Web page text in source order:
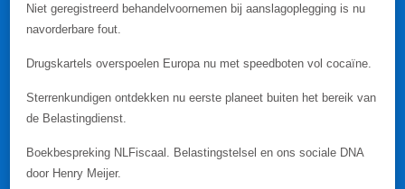
Niet geregistreerd behandelvoornemen bij aanslagoplegging is nu
navorderbare fout.
Drugskartels overspoelen Europa nu met speedboten vol cocaïne.
Sterrenkundigen ontdekken nu eerste planeet buiten het bereik van
de Belastingdienst.
Boekbespreking NLFiscaal. Belastingstelsel en ons sociale DNA
door Henry Meijer.